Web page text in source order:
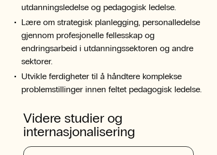
utdanningsledelse og pedagogisk ledelse.
Lære om strategisk planlegging, personalledelse
gjennom profesjonelle fellesskap og
endringsarbeid i utdanningssektoren og andre
sektorer.
Utvikle ferdigheter til å håndtere komplekse
problemstillinger innen feltet pedagogisk ledelse.
Videre studier og
internasjonalisering